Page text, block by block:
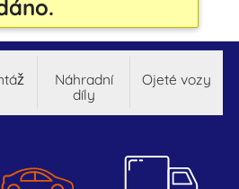
náhradní
díly
ojeté vozy